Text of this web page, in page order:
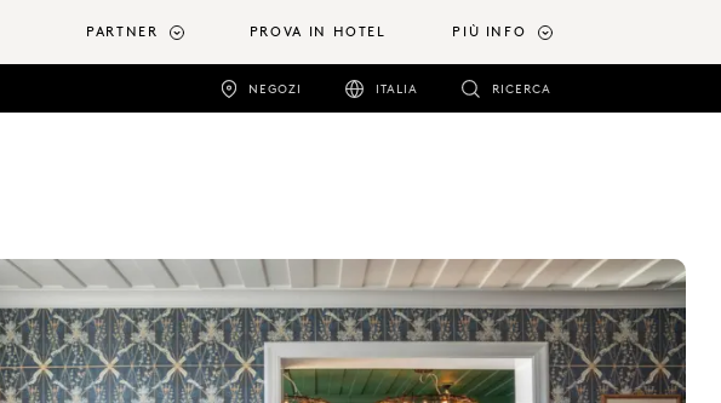
PARTNER PROVA IN HOTEL PIÙ INFO
NEGOZI ITALIA RICERCA